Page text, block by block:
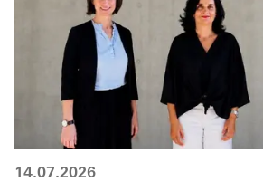
14.07.2026